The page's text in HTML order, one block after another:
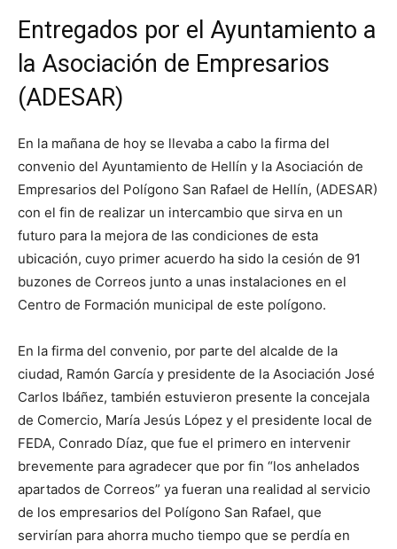
Entregados por el Ayuntamiento a
la Asociación de Empresarios
(ADESAR)
En la mañana de hoy se llevaba a cabo la firma del
convenio del Ayuntamiento de Hellín y la Asociación de
Empresarios del Polígono San Rafael de Hellín, (ADESAR)
con el fin de realizar un intercambio que sirva en un
futuro para la mejora de las condiciones de esta
ubicación, cuyo primer acuerdo ha sido la cesión de 91
buzones de Correos junto a unas instalaciones en el
Centro de Formación municipal de este polígono.
En la firma del convenio, por parte del alcalde de la
ciudad, Ramón García y presidente de la Asociación José
Carlos Ibáñez, también estuvieron presente la concejala
de Comercio, María Jesús López y el presidente local de
FEDA, Conrado Díaz, que fue el primero en intervenir
brevemente para agradecer que por fin “los anhelados
apartados de Correos” ya fueran una realidad al servicio
de los empresarios del Polígono San Rafael, que
servirían para ahorra mucho tiempo que se perdía en